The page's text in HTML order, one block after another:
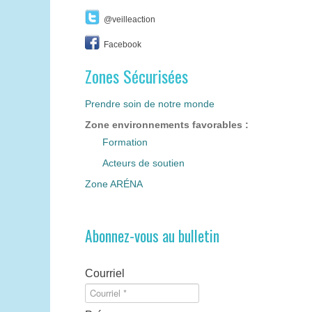
@veilleaction
Facebook
Zones Sécurisées
Prendre soin de notre monde
Zone environnements favorables :
Formation
Acteurs de soutien
Zone ARÉNA
Abonnez-vous au bulletin
Courriel